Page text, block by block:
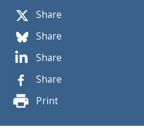
Share
Share
Share
Share
Print